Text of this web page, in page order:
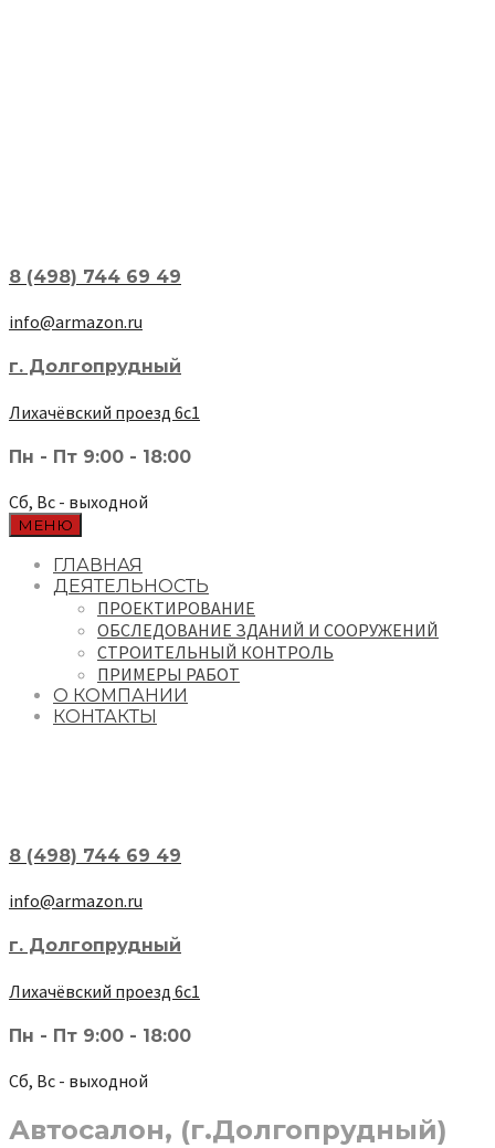
8 (498) 744 69 49
info@armazon.ru
г. Долгопрудный
Лихачёвский проезд 6с1
Пн - Пт 9:00 - 18:00
Сб, Вс - выходной
МЕНЮ
ГЛАВНАЯ
ДЕЯТЕЛЬНОСТЬ
ПРОЕКТИРОВАНИЕ
ОБСЛЕДОВАНИЕ ЗДАНИЙ И СООРУЖЕНИЙ
СТРОИТЕЛЬНЫЙ КОНТРОЛЬ
ПРИМЕРЫ РАБОТ
О КОМПАНИИ
КОНТАКТЫ
8 (498) 744 69 49
info@armazon.ru
г. Долгопрудный
Лихачёвский проезд 6с1
Пн - Пт 9:00 - 18:00
Сб, Вс - выходной
Автосалон, (г.Долгопрудный)